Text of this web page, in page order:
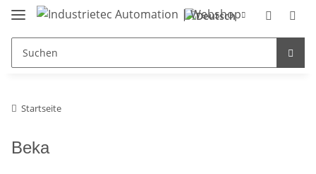
Startseite
Beka